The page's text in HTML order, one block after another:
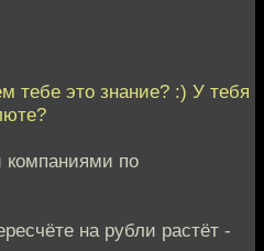
тебе это знание? :) У тебя
компаниями по
на рубли растёт -